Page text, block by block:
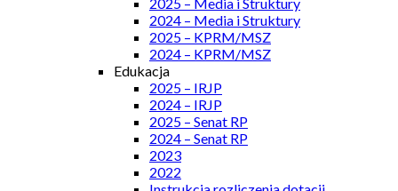
2024 – Media i Struktury
2025 – KPRM/MSZ
2024 – KPRM/MSZ
Edukacja
2025 – IRJP
2024 – IRJP
2025 – Senat RP
2024 – Senat RP
2023
2022